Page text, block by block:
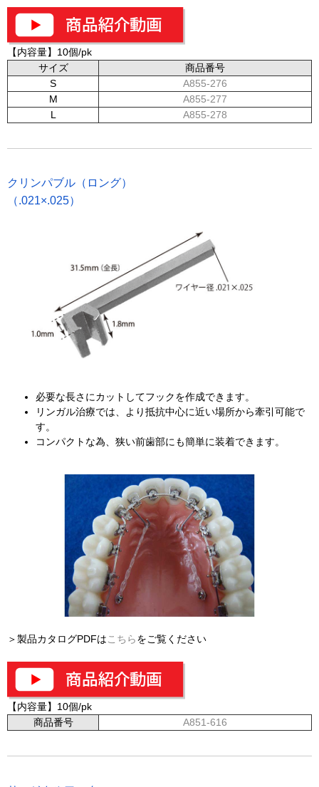
【内容量】10個/pk
サイズ
商品番号
S
A855-276
M
A855-277
L
A855-278
クリンパブル（ロング）
（.021×.025）
必要な長さにカットしてフックを作成できます。
リンガル治療では、より抵抗中心に近い場所から牽引可能で
す。
コンパクトな為、狭い前歯部にも簡単に装着できます。
＞製品カタログPDFは こちらをご覧ください
【内容量】10個/pk
商品番号
A851-616